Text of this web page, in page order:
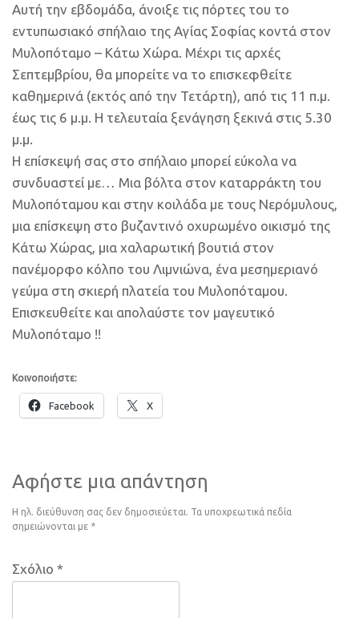
Αυτή την εβδομάδα, άνοιξε τις πόρτες του το
εντυπωσιακό σπήλαιο της Αγίας Σοφίας κοντά στον
Μυλοπόταμο – Κάτω Χώρα. Μέχρι τις αρχές
Σεπτεμβρίου, θα μπορείτε να το επισκεφθείτε
καθημερινά (εκτός από την Τετάρτη), από τις 11 π.μ.
έως τις 6 μ.μ. Η τελευταία ξενάγηση ξεκινά στις 5.30
μ.μ.
Η επίσκεψή σας στο σπήλαιο μπορεί εύκολα να
συνδυαστεί με… Μια βόλτα στον καταρράκτη του
Μυλοπόταμου και στην κοιλάδα με τους Νερόμυλους,
μια επίσκεψη στο βυζαντινό οχυρωμένο οικισμό της
Κάτω Χώρας, μια χαλαρωτική βουτιά στον
πανέμορφο κόλπο του Λιμνιώνα, ένα μεσημεριανό
γεύμα στη σκιερή πλατεία του Μυλοπόταμου.
Επισκευθείτε και απολαύστε τον μαγευτικό
Μυλοπόταμο !!
Κοινοποιήστε:
Facebook X
Αφήστε μια απάντηση
Η ηλ. διεύθυνση σας δεν δημοσιεύεται.
Τα υποχρεωτικά πεδία
σημειώνονται με *
Σχόλιο *